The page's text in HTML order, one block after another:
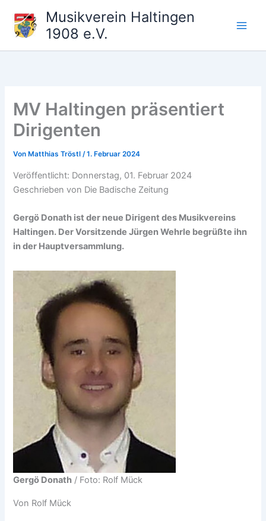
Inhalt
springen
Musikverein Haltingen
1908 e.V.
MV Haltingen präsentiert
Dirigenten
Von Matthias Tröstl/1. Februar 2024
Veröffentlicht: Donnerstag, 01. Februar 2024
Geschrieben von Die Badische Zeitung
Gergö Donath ist der neue Dirigent des Musikvereins
Haltingen. Der Vorsitzende Jürgen Wehrle begrüßte ihn
in der Hauptversammlung.
Gergö Donath / Foto: Rolf Mück
Von Rolf Mück